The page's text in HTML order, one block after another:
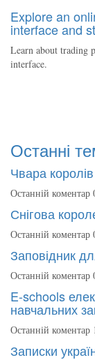
Explore an
interface and
Learn about trading
interface.
Останні
Чвара королів
Останній коментар
Снігова
Останній коментар
Заповідник
Останній коментар
E-schools
навчальних
Останній коментар
Записки